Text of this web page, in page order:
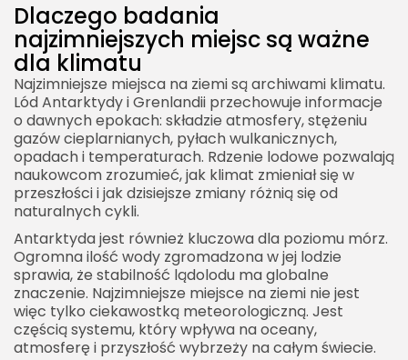
Dlaczego badania
najzimniejszych miejsc są ważne
dla klimatu
Najzimniejsze miejsca na ziemi są archiwami klimatu.
Lód Antarktydy i Grenlandii przechowuje informacje
o dawnych epokach: składzie atmosfery, stężeniu
gazów cieplarnianych, pyłach wulkanicznych,
opadach i temperaturach. Rdzenie lodowe pozwalają
naukowcom zrozumieć, jak klimat zmieniał się w
przeszłości i jak dzisiejsze zmiany różnią się od
naturalnych cykli.
Antarktyda jest również kluczowa dla poziomu mórz.
Ogromna ilość wody zgromadzona w jej lodzie
sprawia, że stabilność lądolodu ma globalne
znaczenie. Najzimniejsze miejsce na ziemi nie jest
więc tylko ciekawostką meteorologiczną. Jest
częścią systemu, który wpływa na oceany,
atmosferę i przyszłość wybrzeży na całym świecie.